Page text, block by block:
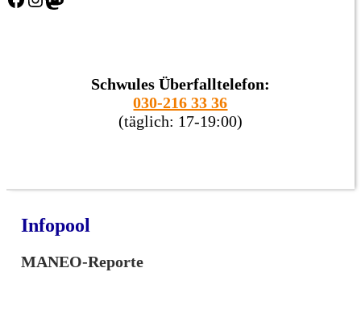
Schwules Überfalltelefon:
030-216 33 36
(täglich: 17-19:00)
Infopool
MANEO-Reporte